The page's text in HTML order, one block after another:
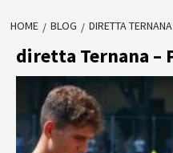
HOME BLOG DIRETTA
diretta Ternana –